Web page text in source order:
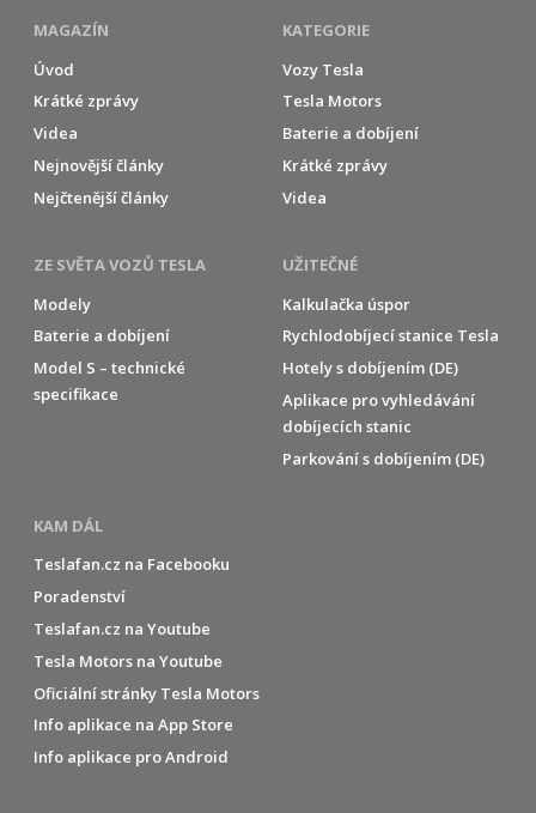
MAGAZÍN
Úvod
Krátké zprávy
Videa
Nejnovější články
Nejčtenější články
KATEGORIE
Vozy Tesla
Tesla Motors
Baterie a dobíjení
Krátké zprávy
Videa
ZE SVĚTA VOZŮ TESLA
Modely
Baterie a dobíjení
Model S – technické
specifikace
UŽITEČNÉ
Kalkulačka úspor
Rychlodobíjecí stanice Tesla
Hotely s dobíjením (DE)
Aplikace pro vyhledávání
dobíjecích stanic
Parkování s dobíjením (DE)
KAM DÁL
Teslafan.cz na Facebooku
Poradenství
Teslafan.cz na Youtube
Tesla Motors na Youtube
Oficiální stránky Tesla Motors
Info aplikace na App Store
Info aplikace pro Android